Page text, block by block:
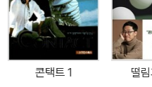
개미의 경우처럼, 혹시 우주에
그런데 상대성 이론의 우주관을
관심을 크게 끌고 있다. 그 이론
다.”고 주장한다. 다만 인간의
5의 차원’이란 또 하나의 공간
콘택트 1 떨